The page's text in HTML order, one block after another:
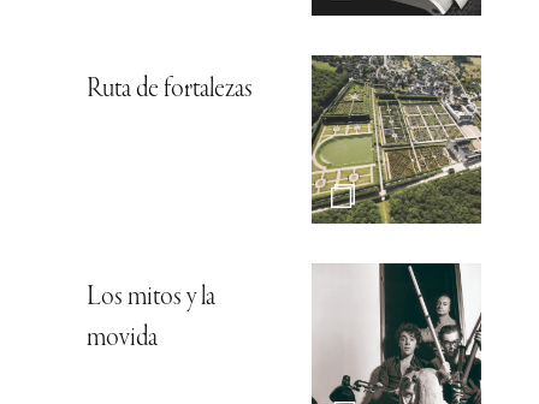
Ruta de fortalezas
Los mitos y la
movida